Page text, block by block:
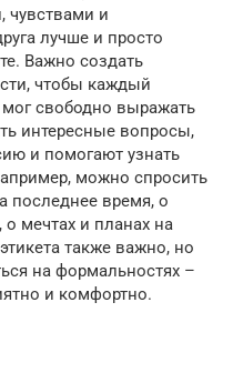
и
лучше и просто
Важно создать
чтобы каждый
свободно выражать
интересные вопросы,
и помогают узнать
можно спросить
последнее время, о
мечтах и планах на
также важно, но
на формальностях –
и комфортно.